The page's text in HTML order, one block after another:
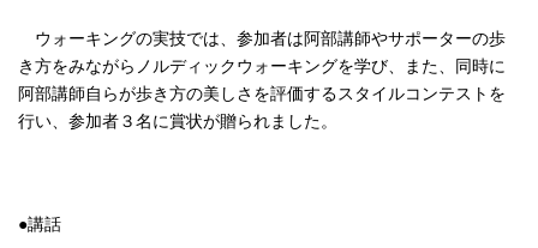
ウォーキングの実技では、参加者は阿部講師やサポーターの歩
き方をみながらノルディックウォーキングを学び、また、同時に
阿部講師自らが歩き方の美しさを評価するスタイルコンテストを
行い、参加者３名に賞状が贈られました。
●講話